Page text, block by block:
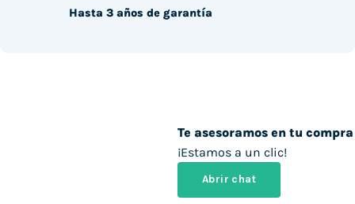
Te asesoramos en tu compra
¡Estamos a un clic!
Abrir chat
Hasta 3 años de garantía